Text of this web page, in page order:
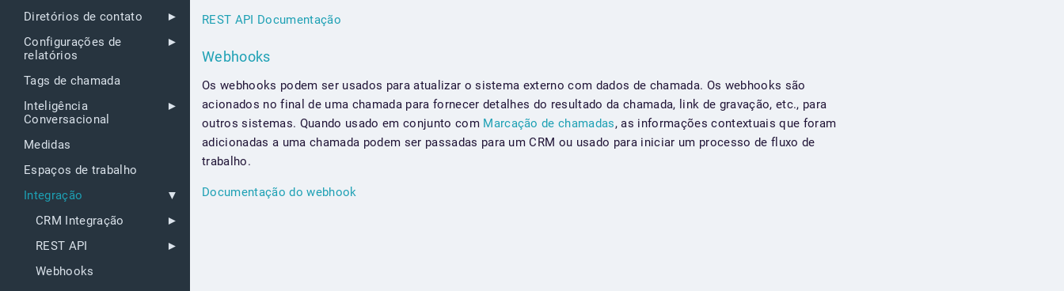
Diretórios de contato
Configurações de
relatórios
Tags de chamada
Inteligência
Conversacional
Medidas
Espaços de trabalho
Integração
CRM Integração
REST API
Webhooks
REST API Documentação
Webhooks
Os webhooks podem ser usados para atualizar o sistema externo com dados de chamada. Os webhooks são
acionados no final de uma chamada para fornecer detalhes do resultado da chamada, link de gravação, etc., para
outros sistemas. Quando usado em conjunto com Marcação de chamadas, as informações contextuais que foram
adicionadas a uma chamada podem ser passadas para um CRM ou usado para iniciar um processo de fluxo de
trabalho.
Documentação do webhook